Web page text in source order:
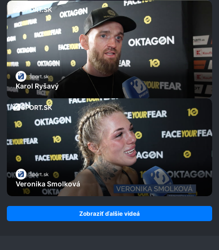
Šport.sk
Karol Ryšavý
Šport.sk
Veronika Smolková
Zobraziť ďalšie videá